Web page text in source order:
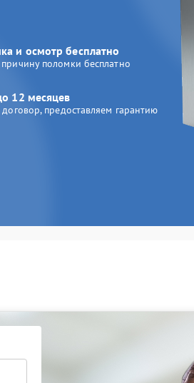
и осмотр бесплатно
поломки бесплатно
12 месяцев
предоставляем гарантию